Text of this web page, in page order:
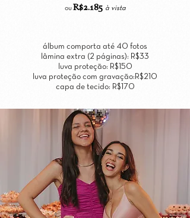
ou R$2.185 à vista
álbum comporta até 40 fotos
lâmina extra (2 páginas): R$33
luva proteção: R$150
luva proteção com gravação:R$210
capa de tecido: R$170